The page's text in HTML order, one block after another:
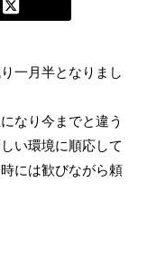
一月半となりまし
なり今までと違う
い環境に順応して
には歓びながら頼